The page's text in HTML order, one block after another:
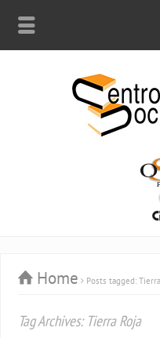
Home Posts tagged:
Tag Archives: Tierra Roja